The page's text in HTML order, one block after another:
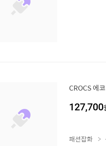
CROCS 에
127,700
패션잡화